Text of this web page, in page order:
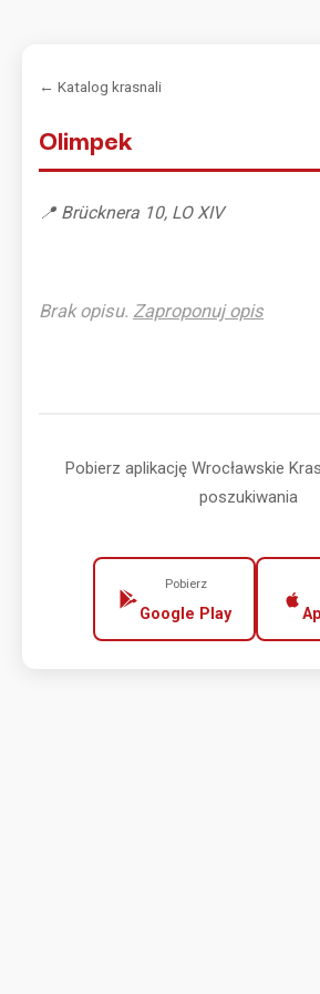
← Katalog krasnali
Olimpek
📍 Brücknera 10, LO XIV
Brak opisu. Zaproponuj opis
Pobierz aplikację Wrocławskie
poszukiwania
Pobierz
Google Play